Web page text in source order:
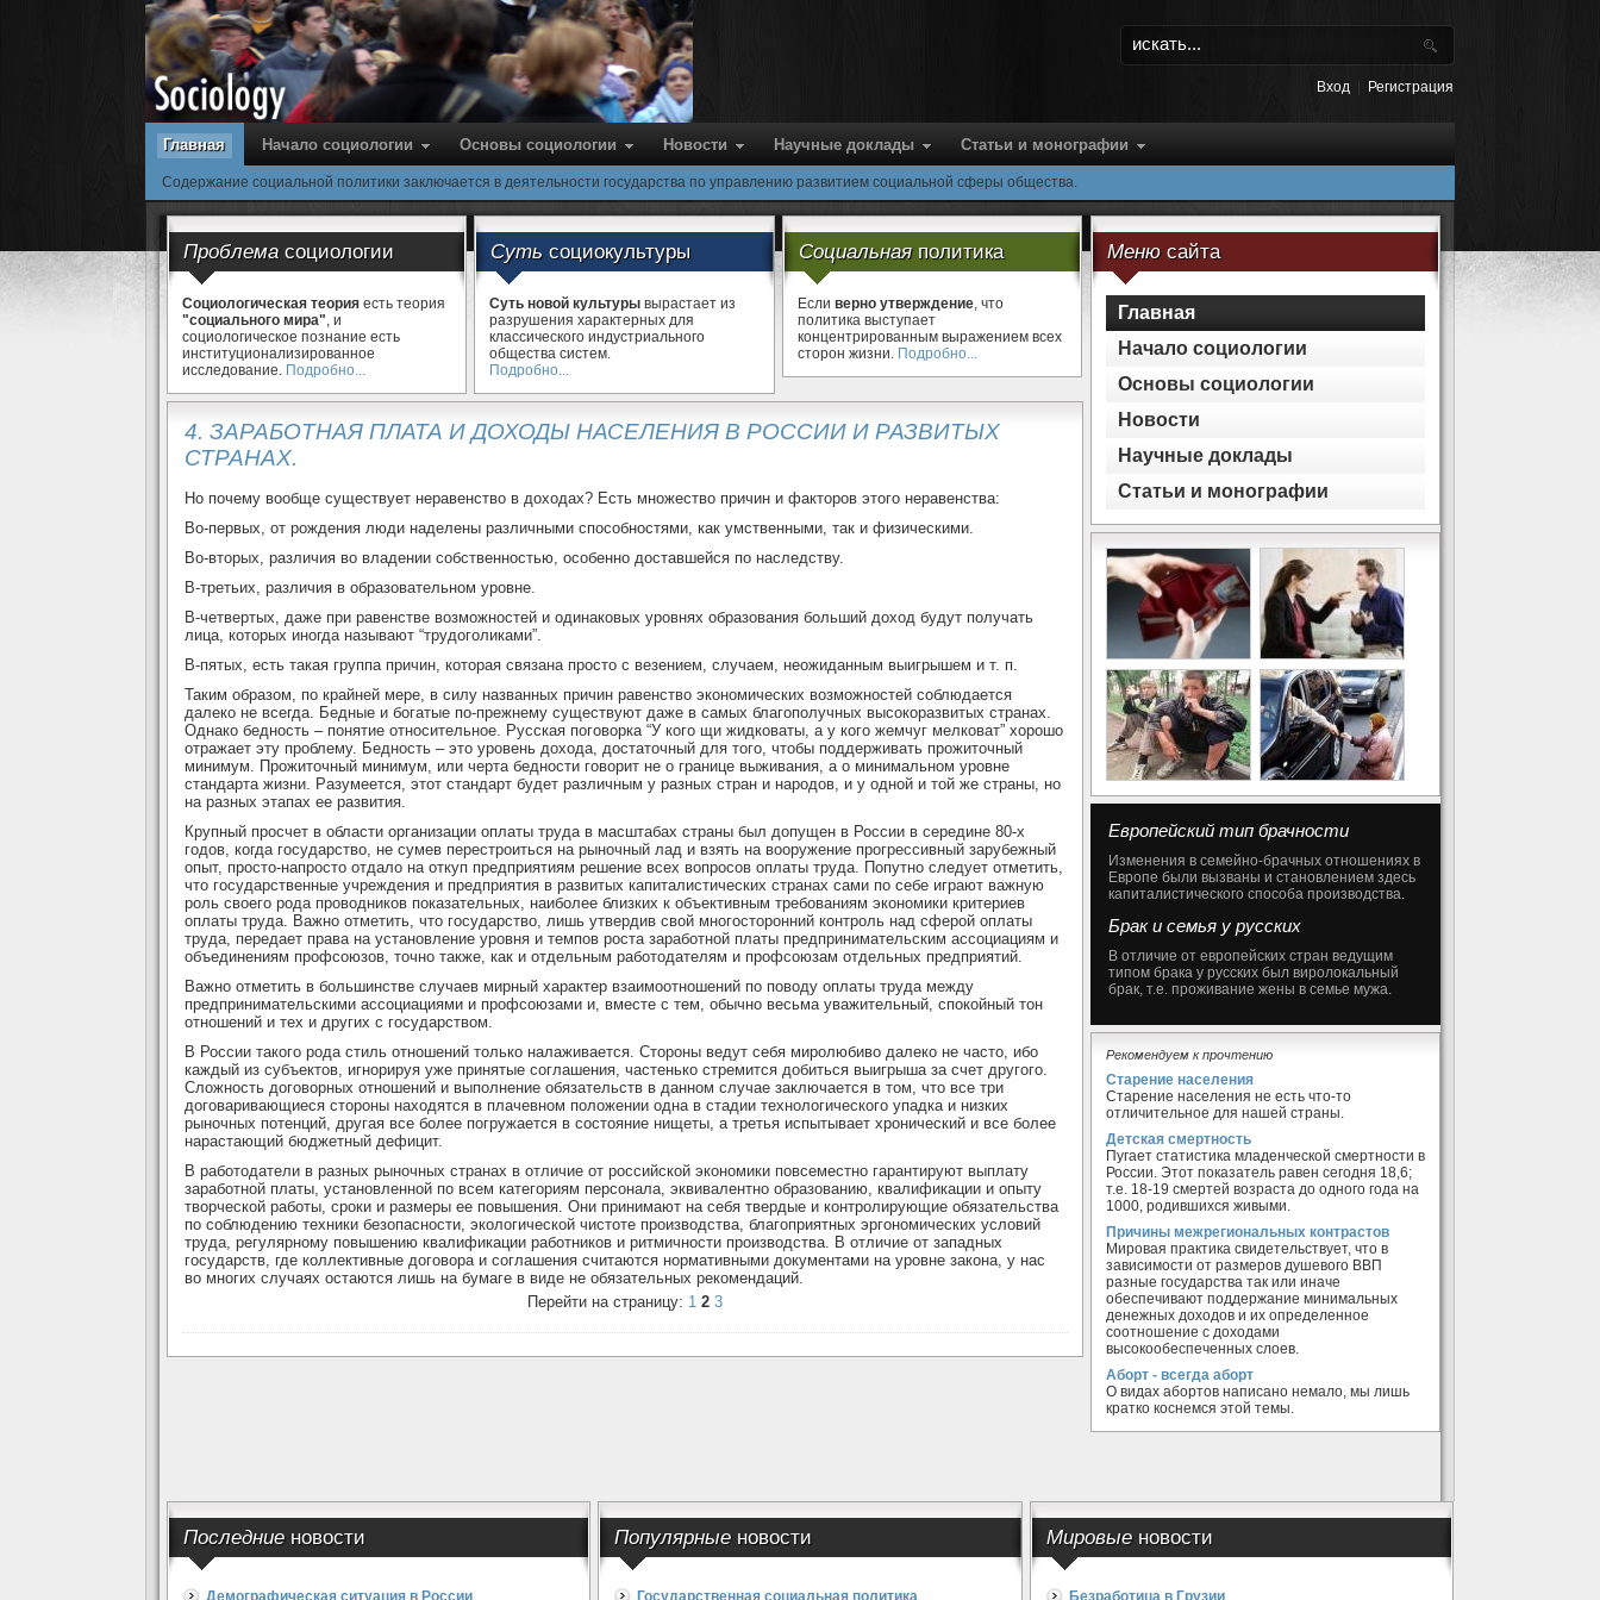
Вход Регистрация
Главная Начало социологии Основы cоциологии Новости Научные доклады Статьи и монографии
Содержание социальной политики заключается в деятельности государства по управлению развитием социальной сферы общества.
Проблема социологии
Социологическая теория есть теория
"социального мира", и
социологическое познание есть
институционализированное
исследование. Подробно...
Сутьсоциокультуры
Суть новой культуры вырастает из
разрушения характерных для
классического индустриального
общества систем.
Подробно...
Социальная политика
Если верно утверждение, что
политика выступает
концентрированным выражением всех
сторон жизни. Подробно...
4. ЗАРАБОТНАЯ ПЛАТА И ДОХОДЫ НАСЕЛЕНИЯ В РОССИИ И РАЗВИТЫХ
СТРАНАХ.
Но почему вообще существует неравенство в доходах? Есть множество причин и факторов этого неравенства:
Во-первых, от рождения люди наделены различными способностями, как умственными, так и физическими.
Во-вторых, различия во владении собственностью, особенно доставшейся по наследству.
В-третьих, различия в образовательном уровне.
В-четвертых, даже при равенстве возможностей и одинаковых уровнях образования больший доход будут получать
лица, которых иногда называют “трудоголиками”.
В-пятых, есть такая группа причин, которая связана просто с везением, случаем, неожиданным выигрышем и т. п.
Таким образом, по крайней мере, в силу названных причин равенство экономических возможностей соблюдается
далеко не всегда. Бедные и богатые по-прежнему существуют даже в самых благополучных высокоразвитых странах.
Однако бедность – понятие относительное. Русская поговорка “У кого щи жидковаты, а у кого жемчуг мелковат” хорошо
отражает эту проблему. Бедность – это уровень дохода, достаточный для того, чтобы поддерживать прожиточный
минимум. Прожиточный минимум, или черта бедности говорит не о границе выживания, а о минимальном уровне
стандарта жизни. Разумеется, этот стандарт будет различным у разных стран и народов, и у одной и той же страны, но
на разных этапах ее развития.
Крупный просчет в области организации оплаты труда в масштабах страны был допущен в России в середине 80-х
годов, когда государство, не сумев перестроиться на рыночный лад и взять на вооружение прогрессивный зарубежный
опыт, просто-напросто отдало на откуп предприятиям решение всех вопросов оплаты труда. Попутно следует отметить,
что государственные учреждения и предприятия в развитых капиталистических странах сами по себе играют важную
роль своего рода проводников показательных, наиболее близких к объективным требованиям экономики критериев
оплаты труда. Важно отметить, что государство, лишь утвердив свой многосторонний контроль над сферой оплаты
труда, передает права на установление уровня и темпов роста заработной платы предпринимательским ассоциациям и
объединениям профсоюзов, точно также, как и отдельным работодателям и профсоюзам отдельных предприятий.
Важно отметить в большинстве случаев мирный характер взаимоотношений по поводу оплаты труда между
предпринимательскими ассоциациями и профсоюзами и, вместе с тем, обычно весьма уважительный, спокойный тон
отношений и тех и других с государством.
В России такого рода стиль отношений только налаживается. Стороны ведут себя миролюбиво далеко не часто, ибо
каждый из субъектов, игнорируя уже принятые соглашения, частенько стремится добиться выигрыша за счет другого.
Сложность договорных отношений и выполнение обязательств в данном случае заключается в том, что все три
договаривающиеся стороны находятся в плачевном положении одна в стадии технологического упадка и низких
рыночных потенций, другая все более погружается в состояние нищеты, а третья испытывает хронический и все более
нарастающий бюджетный дефицит.
В работодатели в разных рыночных странах в отличие от российской экономики повсеместно гарантируют выплату
заработной платы, установленной по всем категориям персонала, эквивалентно образованию, квалификации и опыту
творческой работы, сроки и размеры ее повышения. Они принимают на себя твердые и контролирующие обязательства
по соблюдению техники безопасности, экологической чистоте производства, благоприятных эргономических условий
труда, регулярному повышению квалификации работников и ритмичности производства. В отличие от западных
государств, где коллективные договора и соглашения считаются нормативными документами на уровне закона, у нас
во многих случаях остаются лишь на бумаге в виде не обязательных рекомендаций.
Перейти на страницу: 1 2 3
Меню сайта
Главная
Начало социологии
Основы cоциологии
Новости
Научные доклады
Статьи и монографии
Европейский тип брачности
Изменения в семейно-брачных отношениях в
Европе были вызваны и становлением здесь
капиталистического способа производства.
Брак и семья у русских
В отличие от европейских стран ведущим
типом брака у русских был виролокальный
брак, т.е. проживание жены в семье мужа.
Рекомендуем к прочтению
Старение населения
Старение населения не есть что-то
отличительное для нашей страны.
Детская смертность
Пугает статистика младенческой смертности в
России. Этот показатель равен сегодня 18,6;
т.е. 18-19 смертей возраста до одного года на
1000, родившихся живыми.
Причины межрегиональных контрастов
Мировая практика свидетельствует, что в
зависимости от размеров душевого ВВП
разные государства так или иначе
обеспечивают поддержание минимальных
денежных доходов и их определенное
соотношение с доходами
высокообеспеченных слоев.
Аборт - всегда аборт
О видах абортов написано немало, мы лишь
кратко коснемся этой темы.
Последние новости
Демографическая ситуация в России
Популярные новости
Государственная социальная политика
Мировые новости
Безработица в Грузии